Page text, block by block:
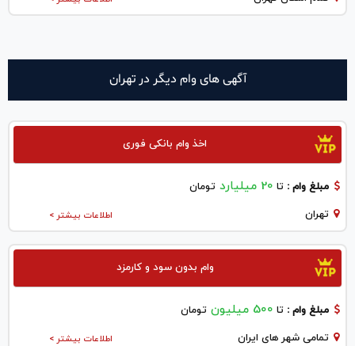
آگهی های وام دیگر در تهران
اخذ وام بانکی فوری
مبلغ وام : تا 20 میلیارد تومان
اطلاعات بیشتر > تهران
وام بدون سود و کارمزد
مبلغ وام : تا 500 میلیون تومان
اطلاعات بیشتر > تمامی شهر های ایران